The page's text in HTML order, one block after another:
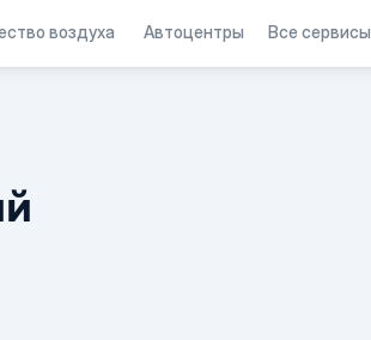
воздуха Автоцентры Все сервисы